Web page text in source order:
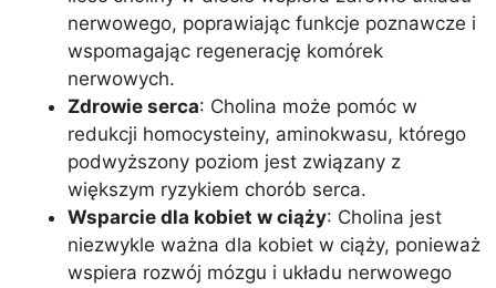
nerwowego, poprawiając funkcje poznawcze i
wspomagając regenerację komórek
nerwowych.
Zdrowie serca: Cholina może pomóc w
redukcji homocysteiny, aminokwasu, którego
podwyższony poziom jest związany z
większym ryzykiem chorób serca.
Wsparcie dla kobiet w ciąży: Cholina jest
niezwykle ważna dla kobiet w ciąży, ponieważ
wspiera rozwój mózgu i układu nerwowego